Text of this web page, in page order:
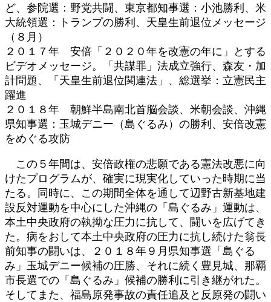
ど、参院選：野党共闘、東京都知事選：小池勝利、米
大統領選：トランプの勝利、天皇生前退位メッセージ
（８月）
２０１７年 安倍「２０２０年を改憲の年に」とする
ビデオメッセージ。「共謀罪」法成立強行、森友・加
計問題、「天皇生前退位関連法」、総選挙：立憲民主
躍進
２０１８年 朝鮮半島南北首脳会談、米朝会談、沖縄
県知事選：玉城デニー（島ぐるみ）の勝利、安倍改憲
をめぐる攻防
この５年間は、安倍政権の悲願である憲法改悪に向
けたプログラムが、確実に現実化していった時期に当
たる。同時に、この期間全体を通して辺野古新基地建
設反対運動を中心にした沖縄の「島ぐるみ」運動は、
本土中央政府の執拗な圧力に抗して、闘いを広げてき
た。病をおして本土中央政府の圧力に抗し続けた翁長
前知事の闘いは、２０１８年９月県知事選「島ぐる
み」玉城デニー候補の圧勝、それに続く豊見城、那覇
市長選での「島ぐるみ」候補の勝利に引き継がれた。
そしてまた、福島原発事故の責任追及と反原発の闘い